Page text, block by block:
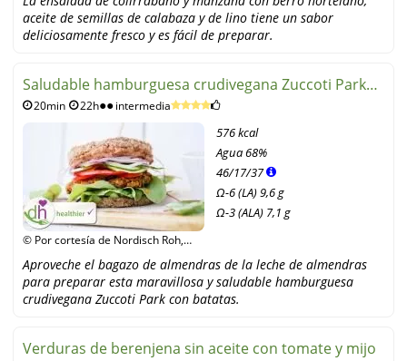
aceite de semillas de calabaza y de lino tiene un sabor
deliciosamente fresco y es fácil de preparar.
Saludable hamburguesa crudivegana Zuccoti Park
con batatas
20min 22h intermedia
© Por cortesía de Nordisch Roh,
576 kcal
Agua68%
46/17/37
Ω-6 (LA) 9,6 g
Ω-3 (ALA) 7,1 g
Aproveche el bagazo de almendras de la leche de almendras
para preparar esta maravillosa y saludable hamburguesa
crudivegana Zuccoti Park con batatas.
Verduras de berenjena sin aceite con tomate y mijo